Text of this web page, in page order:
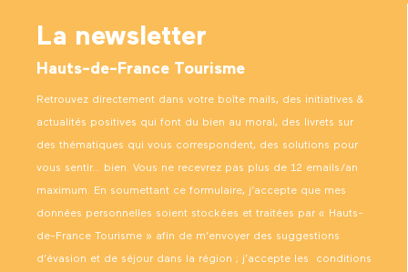
La newsletter
Hauts-de-France Tourisme
Retrouvez directement dans votre boîte mails, des initiatives &
actualités positives qui font du bien au moral, des livrets sur
des thématiques qui vous correspondent, des solutions pour
vous sentir… bien. Vous ne recevrez pas plus de 12 emails/an
maximum. En soumettant ce formulaire, j’accepte que mes
données personnelles soient stockées et traitées par « Hauts-
de-France Tourisme » afin de m’envoyer des suggestions
d’évasion et de séjour dans la région ; j’accepte les conditions